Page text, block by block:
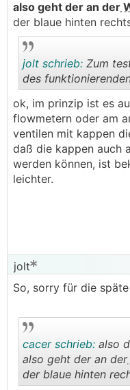
also geht der an der
der blaue hinten
jolt schrieb: Zum
des
ok, im prinzip ist es
flowmetern oder am
ventilen mit kappen
daß die kappen auch
werden können, ist
leichter.
jolt
So, sorry für die
cacer schrieb: also
also geht der an der
der blaue hinten